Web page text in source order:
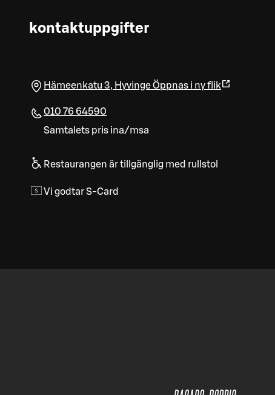
kontaktuppgifter
Hämeenkatu 3, HyvingeÖppnas i ny flik
010 76 64590
Samtalets pris ina/msa
Restaurangen är tillgänglig med rullstol
Vi godtar S-Card